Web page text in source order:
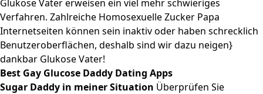
Glukose Vater erweisen ein viel mehr schwieriges
Verfahren. Zahlreiche Homosexuelle Zucker Papa
Internetseiten können sein inaktiv oder haben schrecklich
Benutzeroberflächen, deshalb sind wir dazu neigen}
dankbar Glukose Vater!
Best Gay Glucose Daddy Dating Apps
Sugar Daddy in meiner Situation Überprüfen Sie